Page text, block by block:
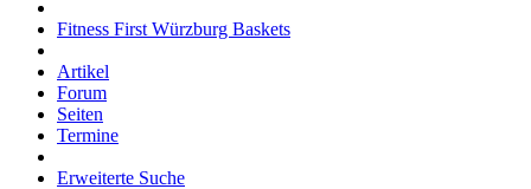
Fitness First Würzburg Baskets
Artikel
Forum
Seiten
Termine
Erweiterte Suche